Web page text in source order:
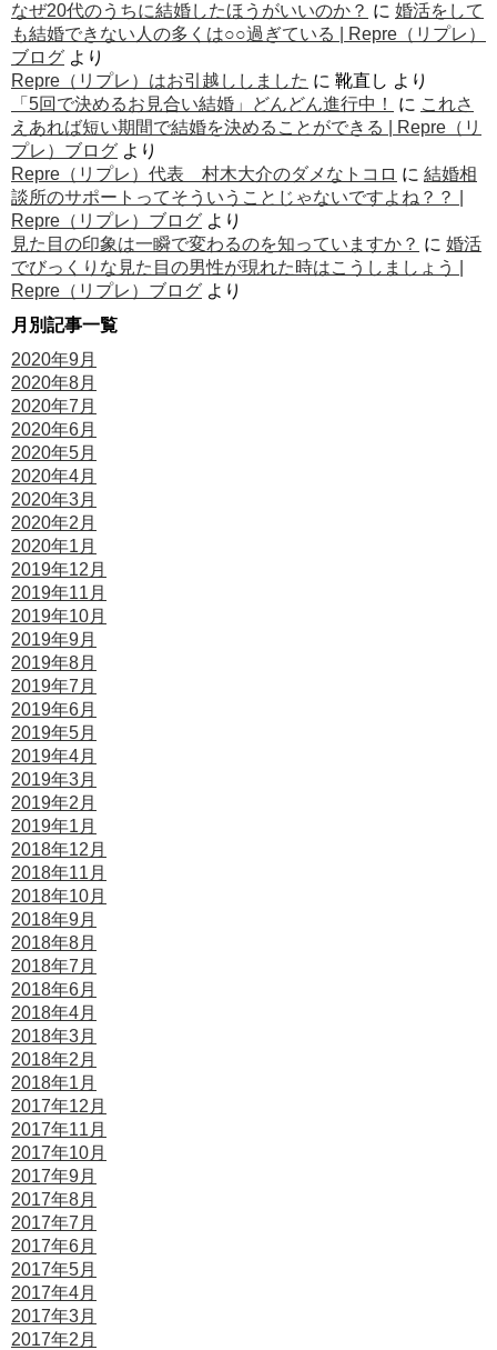
なぜ20代のうちに結婚したほうがいいのか？ に 婚活をして
も結婚できない人の多くは○○過ぎている | Repre（リプレ）
ブログ より
Repre（リプレ）はお引越ししました に 靴直し より
「5回で決めるお見合い結婚」どんどん進行中！
に これさ
えあれば短い期間で結婚を決めることができる | Repre（リ
プレ）ブログ より
Repre（リプレ）代表 村木大介のダメなトコロ に 結婚相
談所のサポートってそういうことじゃないですよね？？ |
Repre（リプレ）ブログ より
見た目の印象は一瞬で変わるのを知っていますか？ に 婚活
でびっくりな見た目の男性が現れた時はこうしましょう |
Repre（リプレ）ブログ より
月別記事一覧
2020年9月
2020年8月
2020年7月
2020年6月
2020年5月
2020年4月
2020年3月
2020年2月
2020年1月
2019年12月
2019年11月
2019年10月
2019年9月
2019年8月
2019年7月
2019年6月
2019年5月
2019年4月
2019年3月
2019年2月
2019年1月
2018年12月
2018年11月
2018年10月
2018年9月
2018年8月
2018年7月
2018年6月
2018年4月
2018年3月
2018年2月
2018年1月
2017年12月
2017年11月
2017年10月
2017年9月
2017年8月
2017年7月
2017年6月
2017年5月
2017年4月
2017年3月
2017年2月